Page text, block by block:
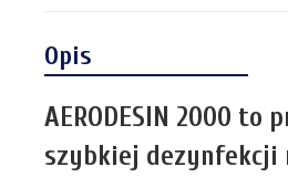
Opis
AERODESIN 2000 to
szybkiej dezynfekcji